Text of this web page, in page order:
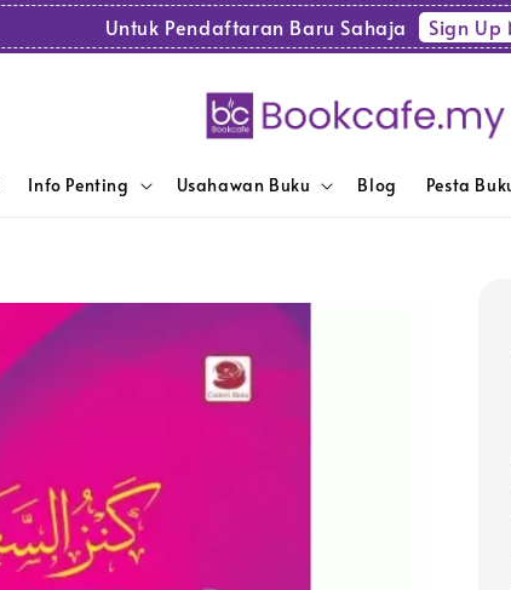
Untuk Pendaftaran Baru Sahaja Sign Up
Info Penting Usahawan Buku Blog Pesta